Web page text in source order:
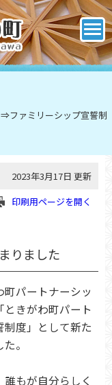
⇒ファミリーシップ宣誓制
2023年3月17日 更新
印刷用ページを開く
りました
パートナーシッ
きがわ町パート
度」として新た
。
もが自分らしく